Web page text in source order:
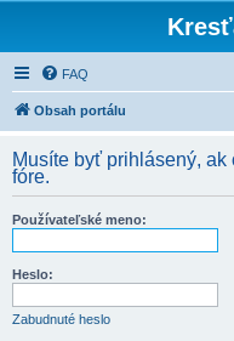
FAQ
Obsah portálu
Musíte byť prihlásený,
fóre.
Používateľské meno:
Heslo:
Zabudnuté heslo